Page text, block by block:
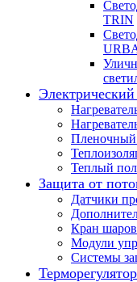
TRIN
Теплый
Защита от
Датчики
Кран
Модули
Системы
Терморегулятор